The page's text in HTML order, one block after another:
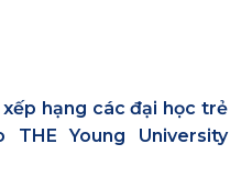
hạng các đại học trẻ
Young University